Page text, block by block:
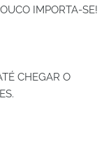
IMPORTA-SE!
CHEGAR O